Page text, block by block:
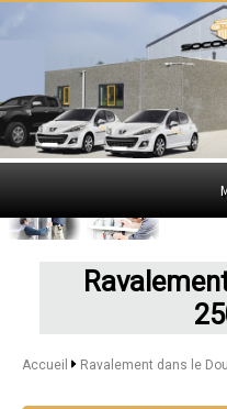
Accueil Ravalement dans le